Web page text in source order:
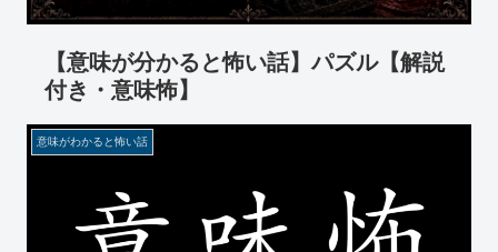
【意味が分かると怖い話】パズル【解説
付き・意味怖】
意味がわかると怖い話